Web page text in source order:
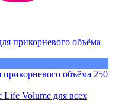
объёма 250